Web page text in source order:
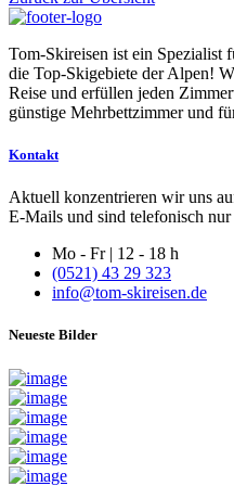
Tom-Skireisen ist ein Spezialist
die Top-Skigebiete der Alpen!
Reise und erfüllen jeden
günstige Mehrbettzimmer und
Kontakt
Aktuell konzentrieren wir uns
E-Mails und sind telefonisch
Mo - Fr | 12 - 18 h
(0521) 43 29 323
info@tom-skireisen.de
Neueste Bilder